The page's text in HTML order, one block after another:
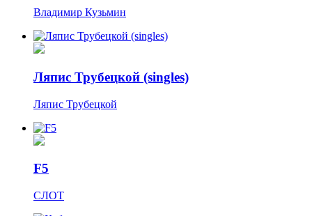
Владимир Кузьмин
Ляпис Трубецкой (singles)
Ляпис Трубецкой
F5
СЛОТ